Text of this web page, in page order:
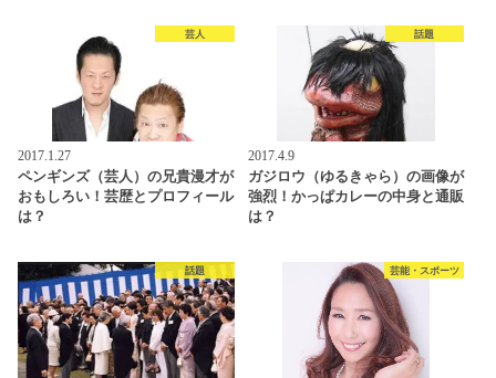
芸人
2017.1.27
ペンギンズ（芸人）の兄貴漫才が
おもしろい！芸歴とプロフィール
は？
話題
2017.4.9
ガジロウ（ゆるきゃら）の画像が
強烈！かっぱカレーの中身と通販
は？
話題 芸能・スポーツ